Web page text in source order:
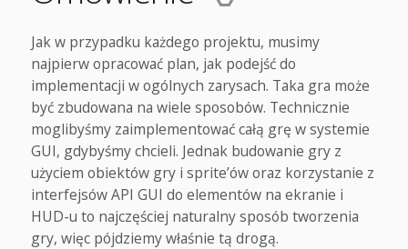
Jak w przypadku każdego projektu, musimy
najpierw opracować plan, jak podejść do
implementacji w ogólnych zarysach. Taka gra może
być zbudowana na wiele sposobów. Technicznie
moglibyśmy zaimplementować całą grę w systemie
GUI, gdybyśmy chcieli. Jednak budowanie gry z
użyciem obiektów gry i sprite’ów oraz korzystanie z
interfejsów API GUI do elementów na ekranie i
HUD-u to najczęściej naturalny sposób tworzenia
gry, więc pójdziemy właśnie tą drogą.